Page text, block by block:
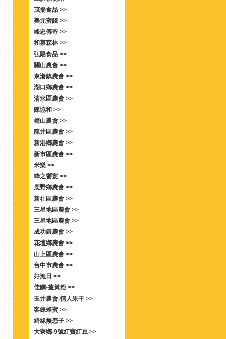
茂揚食品 >>
美元蜜餞 >>
峰忠傳奇 >>
和菓森林 >>
弘陽食品 >>
關山農會 >>
東港鎮農會 >>
湖口鄉農會 >>
清水區農會 >>
陳協和 >>
梅山農會 >>
龍井區農會 >>
新港鄉農會 >>
新市區農會 >>
米樂 >>
蜂之饗宴 >>
鹿野鄉農會 >>
新社區農會 >>
三星地區農會 >>
三星地區農會 >>
成功鎮農會 >>
花壇鄉農會 >>
山上區農會 >>
台中市農會 >>
好漁日 >>
佳饌-薑黃粉 >>
玉井農會-情人果干 >>
客錸蜂蜜 >>
綺緣無患子 >>
大寮鄉-9號紅寶紅豆 >>